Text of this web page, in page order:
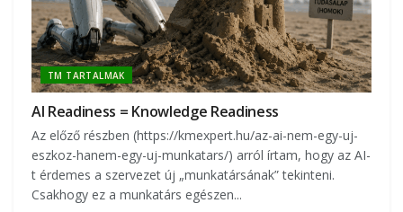
TM TARTALMAK
AI Readiness = Knowledge Readiness
Az előző részben (https://kmexpert.hu/az-ai-nem-egy-uj-
eszkoz-hanem-egy-uj-munkatars/) arról írtam, hogy az AI-
t érdemes a szervezet új „munkatársának” tekinteni.
Csakhogy ez a munkatárs egészen...